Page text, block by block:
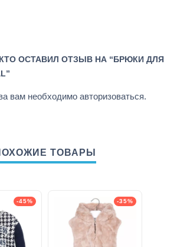
ОСТАВИЛ ОТЗЫВ НА “БРЮКИ ДЛЯ
вам необходимо авторизоваться.
ТОВАРЫ
-45% -35%